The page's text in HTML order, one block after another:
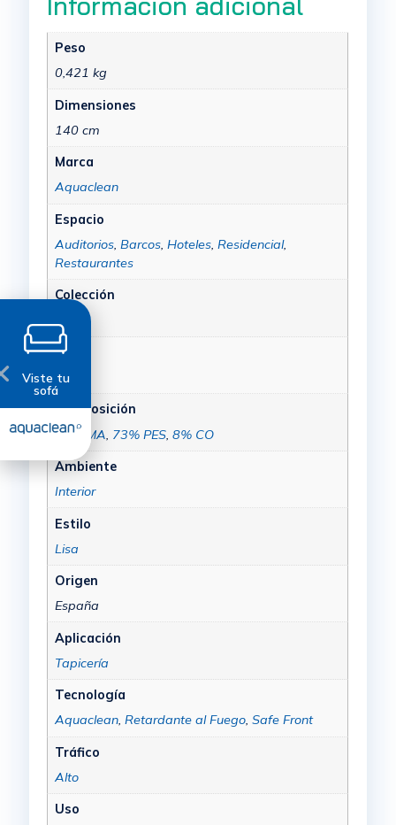
Peso
0,421 kg
Dimensiones
140 cm
Marca
Aquaclean
Espacio
Auditorios, Barcos, Hoteles, Residencial,
Restaurantes
Colección
Color
Gris
Composición
19% MA, 73% PES, 8% CO
Ambiente
Interior
Estilo
Lisa
Origen
España
Aplicación
Tapicería
Tecnología
Aquaclean, Retardante al Fuego, Safe Front
Tráfico
Alto
Uso
Viste tu
sofá